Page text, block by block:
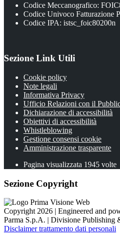
Codice Meccanografico:
Codice Univoco Fatturazione
Codice IPA: istsc_foic80200n
Sezione Link Utili
Cookie policy
Note legali
Informativa Privacy
Ufficio Relazioni con il
Dichiarazione di accessibilità
Obiettivi di accessibilità
Whistleblowing
Gestione consensi cookie
Amministrazione trasparente
Pagina visualizzata 1945 volte
Sezione Copyright
Copyright 2026 | Engineered and
Parma S.p.A. | Divisione Publishing
Disclaimer trattamento dati personali